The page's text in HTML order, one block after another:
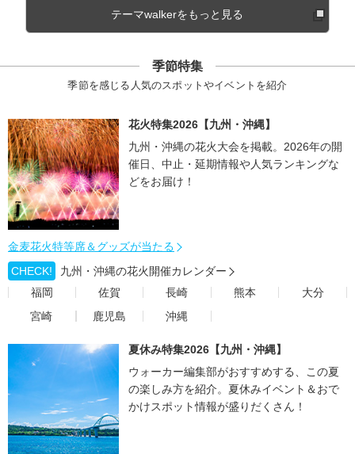
テーマwalkerをもっと見る
季節特集
季節を感じる人気のスポットやイベントを紹介
花火特集2026【九州・沖縄】
九州・沖縄の花火大会を掲載。2026年の開
催日、中止・延期情報や人気ランキングな
どをお届け！
金麦花火特等席＆グッズが当たる
CHECK!
九州・沖縄の花火開催カレンダー
福岡
佐賀 長崎 熊本
大分
宮崎
鹿児島 沖縄
夏休み特集2026【九州・沖縄】
ウォーカー編集部がおすすめする、この夏
の楽しみ方を紹介。夏休みイベント＆おで
かけスポット情報が盛りだくさん！